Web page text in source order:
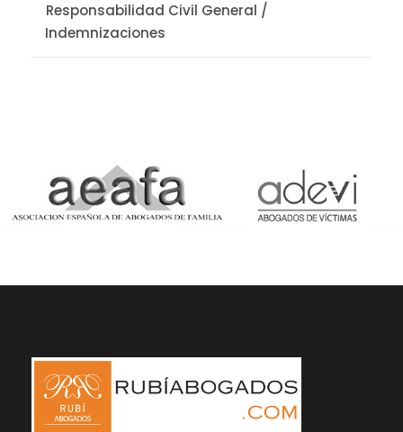
Responsabilidad Civil General /
Indemnizaciones